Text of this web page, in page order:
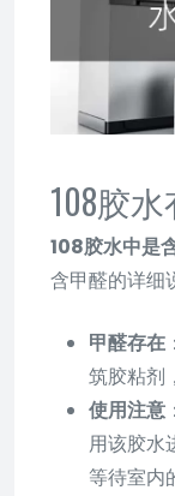
108胶
108胶水中是
含甲醛的详细
甲醛存在
筑胶粘剂
使用注意
用该胶水
等待室内